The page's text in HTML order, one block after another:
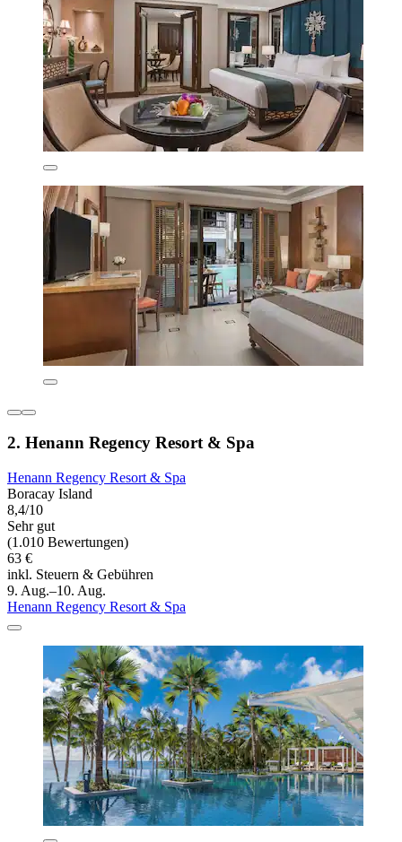
2. Henann Regency Resort & Spa
Henann Regency Resort & Spa
Boracay Island
8,4/10
Sehr gut
(1.010 Bewertungen)
63 €
inkl. Steuern & Gebühren
9. Aug.–10. Aug.
Henann Regency Resort & Spa